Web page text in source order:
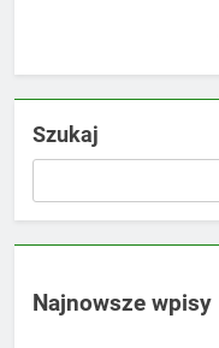
Szukaj
Najnowsze wpisy